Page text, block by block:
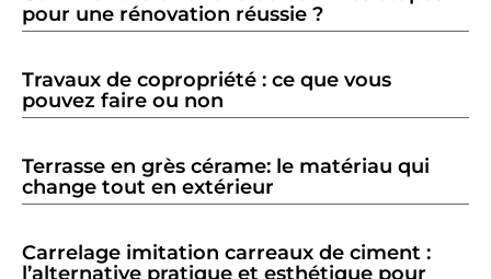
pour une rénovation réussie ?
Travaux de copropriété : ce que vous
pouvez faire ou non
Terrasse en grès cérame: le matériau qui
change tout en extérieur
Carrelage imitation carreaux de ciment :
l’alternative pratique et esthétique pour